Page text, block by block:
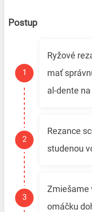
Postup
Ryžové
mať
al-dente
Rezance
studenou
Zmiešame
omáčku